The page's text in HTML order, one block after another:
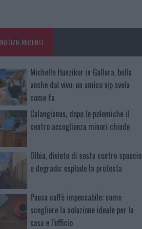
NOTIZIE RECENTI
Michelle Hunziker in Gallura, bella
anche dal vivo: un amico vip svela
come fa
Calangianus, dopo le polemiche il
centro accoglienza minori chiude
Olbia, divieto di sosta contro spaccio
e degrado: esplode la protesta
Pausa caffè impeccabile: come
scegliere la soluzione ideale per la
casa e l’ufficio